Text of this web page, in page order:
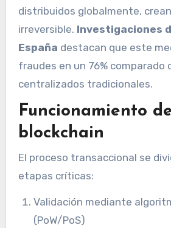
distribuidos globalmente,
irreversible. Investigaciones
España destacan que este
fraudes en un 76% comparado
centralizados tradicionales.
Funcionamiento
blockchain
El proceso transaccional se
etapas críticas:
Validación mediante
(PoW/PoS)